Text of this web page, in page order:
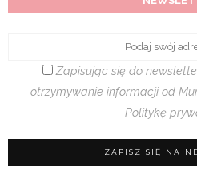
Zapisując się do
otrzymywanie informacji od
Politykę